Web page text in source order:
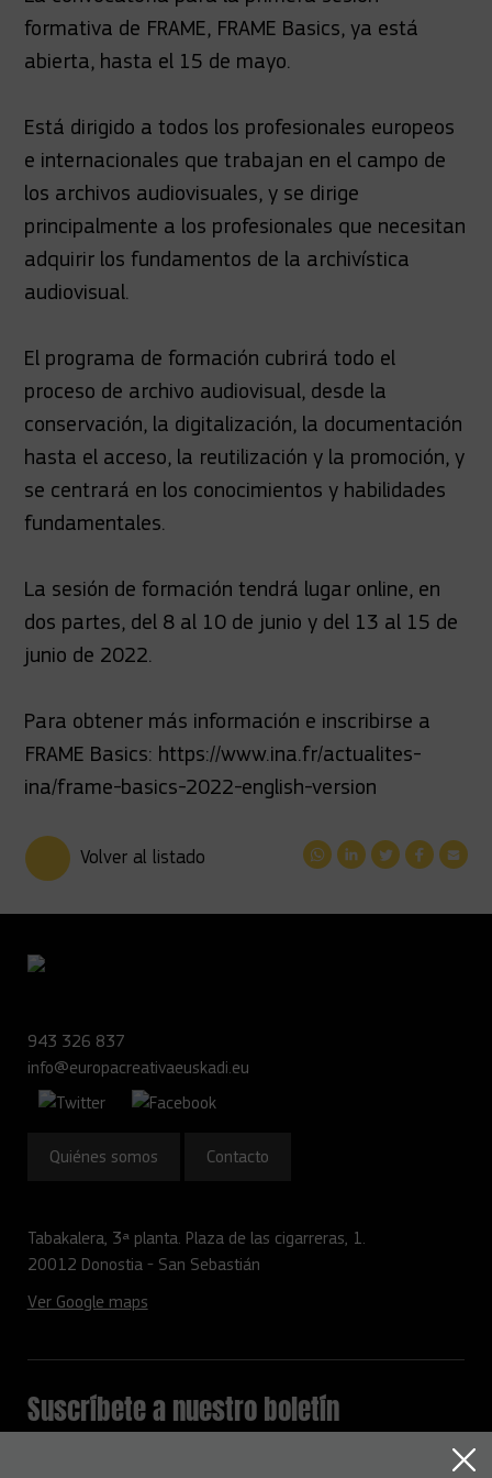
formativa de FRAME, FRAME Basics, ya está
abierta, hasta el 15 de mayo.
Está dirigido a todos los profesionales europeos
e internacionales que trabajan en el campo de
los archivos audiovisuales, y se dirige
principalmente a los profesionales que necesitan
adquirir los fundamentos de la archivística
audiovisual.
El programa de formación cubrirá todo el
proceso de archivo audiovisual, desde la
conservación, la digitalización, la documentación
hasta el acceso, la reutilización y la promoción, y
se centrará en los conocimientos y habilidades
fundamentales.
La sesión de formación tendrá lugar online, en
dos partes, del 8 al 10 de junio y del 13 al 15 de
junio de 2022.
Para obtener más información e inscribirse a
FRAME Basics: https://www.ina.fr/actualites-
ina/frame-basics-2022-english-version
Volver al listado
943 326 837
info@europacreativaeuskadi.eu
Quiénes somos Contacto
Tabakalera, 3ª planta. Plaza de las cigarreras, 1.
20012 Donostia - San Sebastián
Ver Google maps
Suscríbete a nuestro boletín